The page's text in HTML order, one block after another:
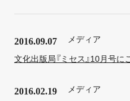
2016.09.07
メディア
文化出版局『ミセス』10月号
2016.02.19
メディア